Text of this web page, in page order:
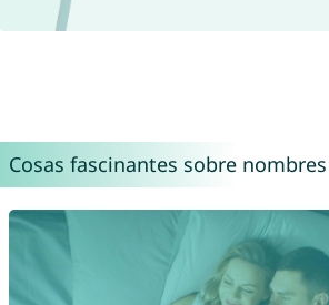
Cosas fascinantes sobre